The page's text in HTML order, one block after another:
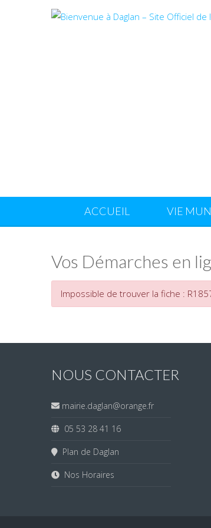
ACCUEIL VIE
Vos Démarches en
Impossible de trouver la fiche :
NOUS CONTACTER
mairie.daglan@orange.fr
05 53 28 41 16
Plan de Daglan
Nos Horaires